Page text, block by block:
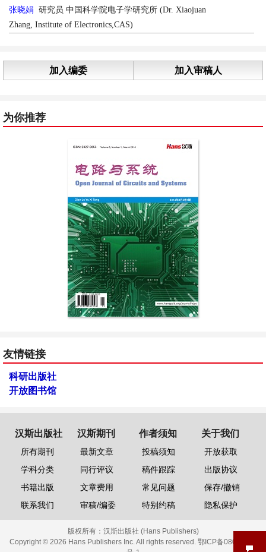
张晓娟 研究员 中国科学院电子学研究所 (Dr. Xiaojuan
Zhang, Institute of Electronics,CAS)
加入编委 加入审稿人
为你推荐
友情链接
科研出版社
开放图书馆
汉斯出版社
所有期刊
学科分类
书籍出版
联系我们
汉斯期刊
最新文章
同行评议
文章费用
审稿/编委
作者须知
投稿须知
稿件跟踪
常见问题
特别约稿
关于我们
开放获取
出版协议
保存/撤销
隐私保护
版权所有： 汉斯出版社 (Hans Publishers)
Copyright © 2026 Hans Publishers Inc. All rights reserved. 鄂ICP备08006613